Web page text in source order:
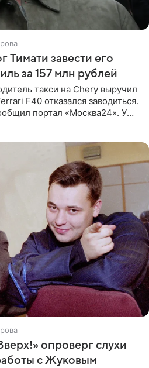
Тимати завести его
за 157 млн рублей
такси на Chery выручил
F40 отказался заводиться.
портал «Москва24». У
опроверг слухи
с Жуковым